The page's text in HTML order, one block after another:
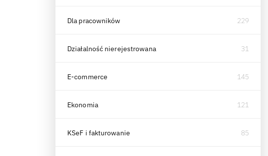
Dla pracowników 229
Działalność nierejestrowana 31
E-commerce 145
Ekonomia 121
KSeF i fakturowanie 85